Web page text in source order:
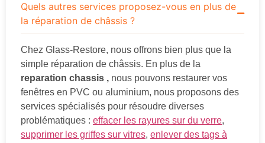
Quels autres services proposez-vous en plus de
la réparation de châssis ?
Chez Glass-Restore, nous offrons bien plus que la
simple réparation de châssis. En plus de la
reparation chassis , nous pouvons restaurer vos
fenêtres en PVC ou aluminium, nous proposons des
services spécialisés pour résoudre diverses
problématiques : effacer les rayures sur du verre,
supprimer les griffes sur vitres, enlever des tags à